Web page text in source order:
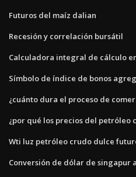
Futuros del maíz dalian
Recesión y correlación bursátil
Calculadora integral de cálculo
Símbolo de índice de bonos
¿cuánto dura el proceso de
¿por qué los precios del petróleo
Wti luz petróleo crudo dulce
Conversión de dólar de singapur